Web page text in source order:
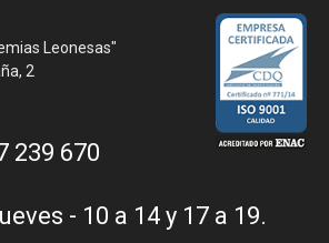
Leonesas"
2
239 670
- 10 a 14 y 17 a 19.